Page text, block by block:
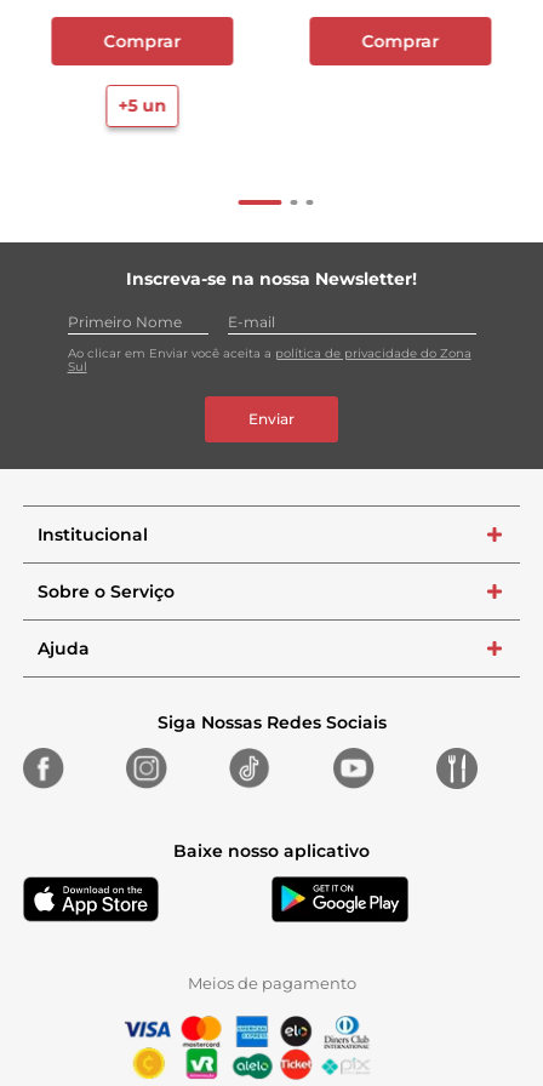
piso, azulejo, pia da cozinha, rejuntes e ambientes que
tenha constante contato com germes e bactérias.
*Testado em Enterococcus hirae, Escherichia coli,
Pseudomonas aeruginosa, Salmonella choleraesuis,
Staphylococcus Aureus, Aspergillus niger, Candida
albicans. **Comparado à água sanitária.
Comprar
+5un
Comprar
Inscreva-se na nossa Newsletter!
Ao clicar em Enviar você aceita a política de privacidade do Zona
Sul
Enviar
Institucional +
Sobre o Serviço +
Ajuda +
Siga Nossas Redes Sociais
Baixe nosso aplicativo
Meios de pagamento